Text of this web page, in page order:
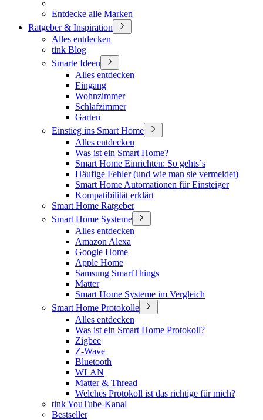
Entdecke alle Marken
Ratgeber & Inspiration
Alles entdecken
tink Blog
Smarte Ideen
Alles entdecken
Eingang
Wohnzimmer
Schlafzimmer
Garten
Einstieg ins Smart Home
Alles entdecken
Was ist ein Smart Home?
Smart Home Einrichten: So gehts`s
Häufige Fehler (und wie man sie vermeidet)
Smart Home Automationen für Einsteiger
Kompatibilität erklärt
Smart Home Ratgeber
Smart Home Systeme
Alles entdecken
Amazon Alexa
Google Home
Apple Home
Samsung SmartThings
Matter
Smart Home Systeme im Vergleich
Smart Home Protokolle
Alles entdecken
Was ist ein Smart Home Protokoll?
Zigbee
Z-Wave
Bluetooth
WLAN
Matter & Thread
Welches Protokoll ist das richtige für mich?
tink YouTube-Kanal
Bestseller